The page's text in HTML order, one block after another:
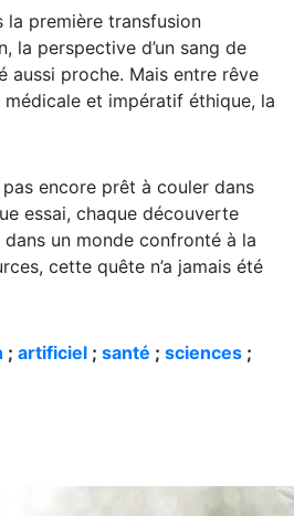
la première transfusion
la perspective d’un sang de
aussi proche. Mais entre rêve
et impératif éthique, la
encore prêt à couler dans
essai, chaque découverte
un monde confronté à la
cette quête n’a jamais été
; artificiel ; santé ; sciences ;